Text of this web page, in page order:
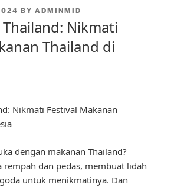
BY ADMINMID
Thailand: Nikmati
Thailand di
Nikmati Festival Makanan
dengan makanan Thailand?
rempah dan pedas, membuat lidah
untuk menikmatinya. Dan